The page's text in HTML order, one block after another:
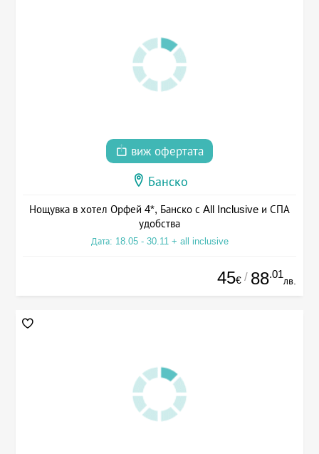
виж офертата
Банско
Нощувка в хотел Орфей 4*, Банско с All Inclusive и СПА
удобства
Дата: 18.05 - 30.11 + all inclusive
45€ / 88.01
лв.